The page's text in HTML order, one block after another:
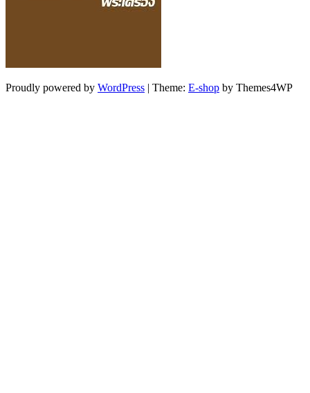
Proudly powered by WordPress | Theme: E-shop by Themes4WP